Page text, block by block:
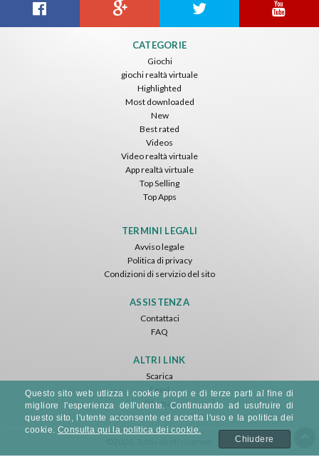
CATEGORIE
Giochi
giochi realtà virtuale
Highlighted
Most downloaded
New
Best rated
Videos
Video realtà virtuale
App realtà virtuale
Top Selling
Top Apps
TERMINI LEGALI
Avviso legale
Politica di privacy
Condizioni di servizio del sito
ASSISTENZA
Contattaci
FAQ
ALTRI LINK
Scarica
Feed
Sitemap
Questo sito web utlizza i cookie propri e di terze parti al fine di
migliore l'esperienza dell'utente. Continuando ad usufruire di
questo sito, l'utente acconsente ed accetta l'uso e la politica dei
cookie. Consulta qui la politica dei cookie.
Chiudere